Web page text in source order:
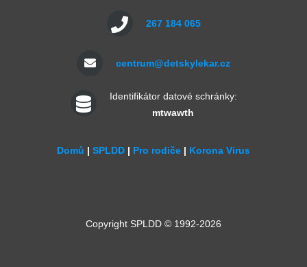
267 184 065
centrum@detskylekar.cz
Identifikátor datové schránky:
mtwawth
Domů | SPLDD | Pro rodiče | Korona Virus
Copyright SPLDD © 1992-2026